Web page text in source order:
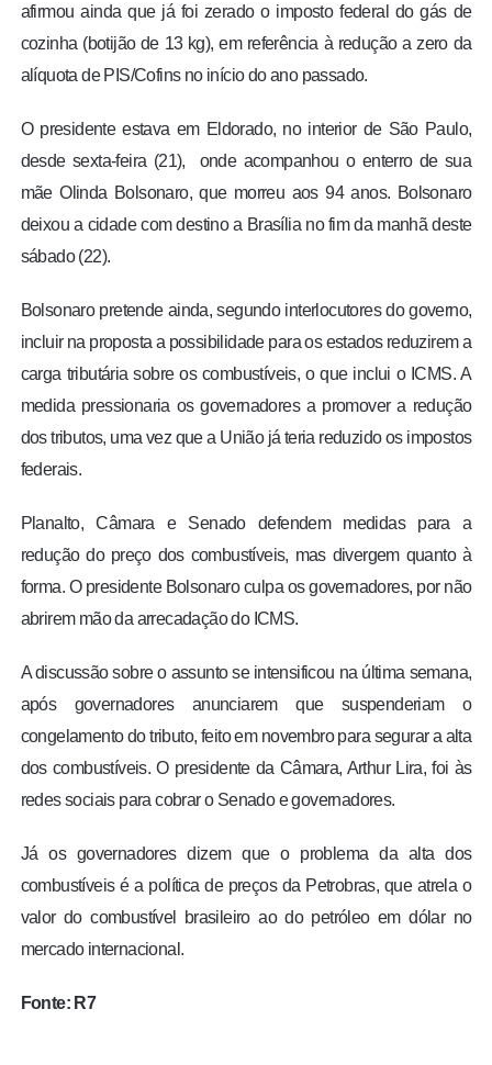
afirmou ainda que já foi zerado o imposto federal do gás de
cozinha (botijão de 13 kg), em referência à redução a zero da
alíquota de PIS/Cofins no início do ano passado.
O presidente estava em Eldorado, no interior de São Paulo,
desde sexta-feira (21), onde acompanhou o enterro de sua
mãe Olinda Bolsonaro, que morreu aos 94 anos. Bolsonaro
deixou a cidade com destino a Brasília no fim da manhã deste
sábado (22).
Bolsonaro pretende ainda, segundo interlocutores do governo,
incluir na proposta a possibilidade para os estados reduzirem a
carga tributária sobre os combustíveis, o que inclui o ICMS. A
medida pressionaria os governadores a promover a redução
dos tributos, uma vez que a União já teria reduzido os impostos
federais.
Planalto, Câmara e Senado defendem medidas para a
redução do preço dos combustíveis, mas divergem quanto à
forma. O presidente Bolsonaro culpa os governadores, por não
abrirem mão da arrecadação do ICMS.
A discussão sobre o assunto se intensificou na última semana,
após governadores anunciarem que suspenderiam o
congelamento do tributo, feito em novembro para segurar a alta
dos combustíveis. O presidente da Câmara, Arthur Lira, foi às
redes sociais para cobrar o Senado e governadores.
Já os governadores dizem que o problema da alta dos
combustíveis é a política de preços da Petrobras, que atrela o
valor do combustível brasileiro ao do petróleo em dólar no
mercado internacional.
Fonte: R7